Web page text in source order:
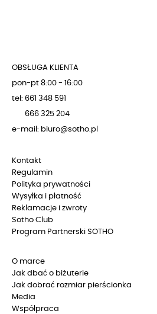
OBSŁUGA KLIENTA
pon-pt 8:00 - 16:00
tel: 661 348 591
666 325 204
e-mail: biuro@sotho.pl
Kontakt
Regulamin
Polityka prywatności
Wysyłka i płatność
Reklamacje i zwroty
Sotho Club
Program Partnerski SOTHO
O marce
Jak dbać o biżuterie
Jak dobrać rozmiar pierścionka
Media
Współpraca